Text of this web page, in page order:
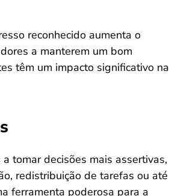
reconhecido aumenta o
a manterem um bom
têm um impacto significativo na
tomar decisões mais assertivas,
redistribuição de tarefas ou até
ferramenta poderosa para a